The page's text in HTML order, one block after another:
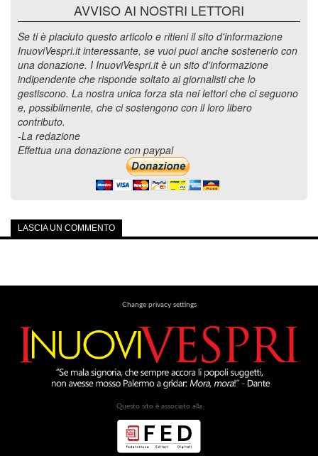
AVVISO AI NOSTRI LETTORI
Se ti è piaciuto questo articolo e ritieni il sito d'informazione
InuoviVespri.it interessante, se vuoi puoi anche sostenerlo con
una donazione. I InuoviVespri.it è un sito d'informazione
indipendente che risponde soltato ai giornalisti che lo
gestiscono. La nostra unica forza sta nei lettori che ci seguono
e, possibilmente, che ci sostengono con il loro libero
contributo.
-La redazione
Effettua una donazione con paypal
LASCIA UN COMMENTO
Change privacy settings
Questo sito è associato alla